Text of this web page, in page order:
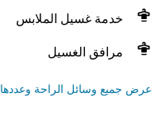
خدمة غسيل الملابس
مرافق الغسيل
عرض جميع وسائل الراحة وعددها 18